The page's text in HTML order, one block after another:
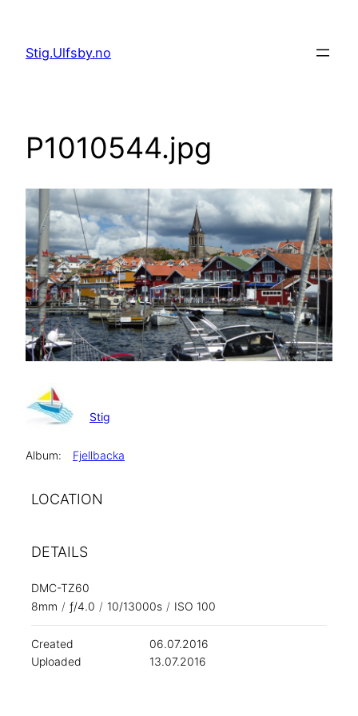
innhold
Stig.Ulfsby.no
P1010544.jpg
Stig
Album: Fjellbacka
LOCATION
DETAILS
DMC-TZ60
8mm / ƒ/4.0 / 10/13000s / ISO 100
Created
06.07.2016
Uploaded
13.07.2016